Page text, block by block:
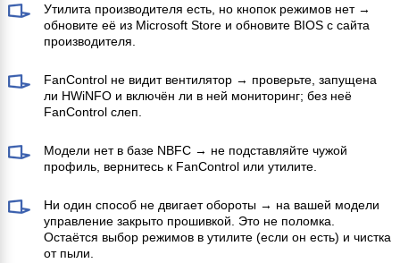
Утилита производителя есть, но кнопок режимов нет →
обновите её из Microsoft Store и обновите BIOS с сайта
производителя.
FanControl не видит вентилятор → проверьте, запущена
ли HWiNFO и включён ли в ней мониторинг; без неё
FanControl слеп.
Модели нет в базе NBFC → не подставляйте чужой
профиль, вернитесь к FanControl или утилите.
Ни один способ не двигает обороты → на вашей модели
управление закрыто прошивкой. Это не поломка.
Остаётся выбор режимов в утилите (если он есть) и чистка
от пыли.